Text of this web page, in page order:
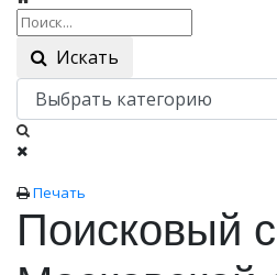
Искать
Печать
Поисковый